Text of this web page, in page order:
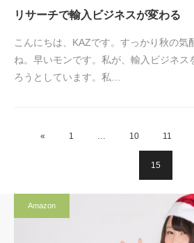
リサーチで輸入ビジネスが変わる
こんにちは、KAZです。すっかり秋の気
ね。早いモンです。私が、輸入ビジネス
ろうとしています。私…
« 1 … 10 11
15
Amazon